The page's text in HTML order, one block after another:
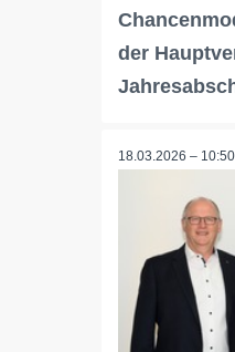
der
18.03.2026 – 10:50